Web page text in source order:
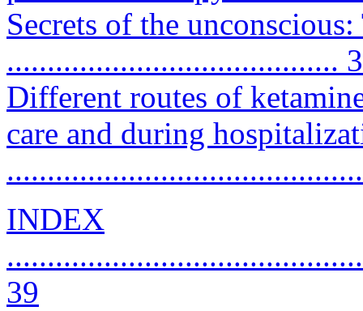
Secrets of the
.........................................
Different routes of
care and during
INDEX
39